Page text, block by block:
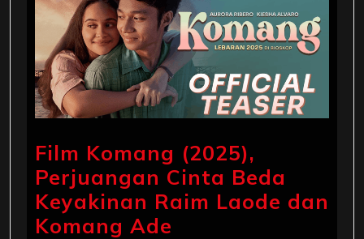
Film Komang (2025),
Perjuangan Cinta Beda
Keyakinan Raim Laode dan
Komang Ade